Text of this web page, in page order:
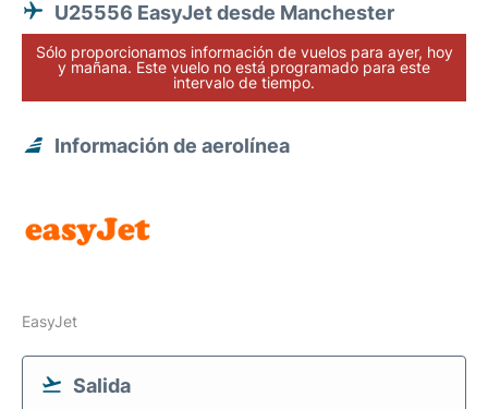
U25556 EasyJet desde Manchester
Sólo proporcionamos información de vuelos para ayer, hoy
y mañana. Este vuelo no está programado para este
intervalo de tiempo.
Información de aerolínea
EasyJet
Salida